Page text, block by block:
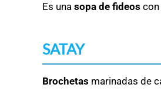
Es una sopa de fideos con
SATAY
Brochetas marinadas de